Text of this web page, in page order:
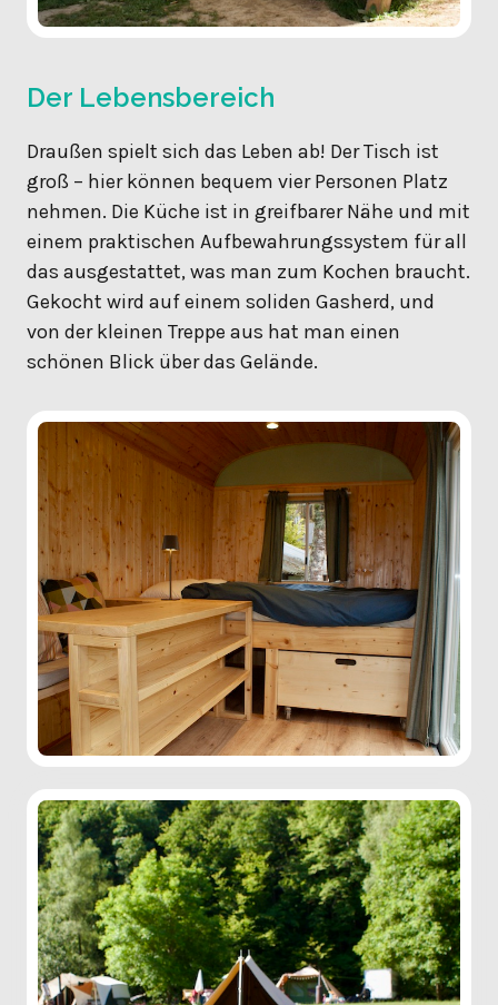
Der Lebensbereich
Draußen spielt sich das Leben ab! Der Tisch ist
groß – hier können bequem vier Personen Platz
nehmen. Die Küche ist in greifbarer Nähe und mit
einem praktischen Aufbewahrungssystem für all
das ausgestattet, was man zum Kochen braucht.
Gekocht wird auf einem soliden Gasherd, und
von der kleinen Treppe aus hat man einen
schönen Blick über das Gelände.